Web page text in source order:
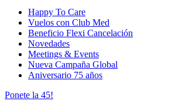
Happy To Care
Vuelos con Club Med
Beneficio Flexi Cancelación
Novedades
Meetings & Events
Nueva Campaña Global
Aniversario 75 años
Ponete la 45!